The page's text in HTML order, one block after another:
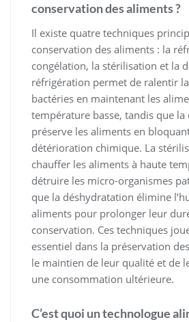
conservation des aliments ?
Il existe quatre techniques
conservation des aliments : la
congélation, la stérilisation et la
réfrigération permet de ralentir
bactéries en maintenant les
température basse, tandis que la
préserve les aliments en
détérioration chimique. La
chauffer les aliments à haute
détruire les micro-organismes
que la déshydratation élimine
aliments pour prolonger leur
conservation. Ces techniques
essentiel dans la préservation
le maintien de leur qualité et de
une consommation ultérieure.
C’est quoi un technologue